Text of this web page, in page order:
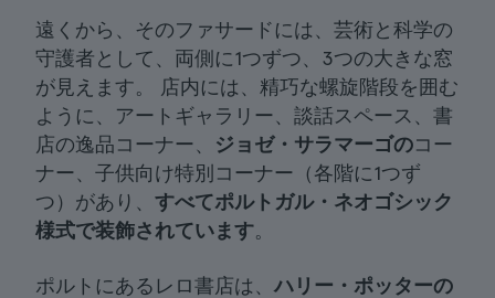
遠くから、そのファサードには、芸術と科学の
守護者として、両側に1つずつ、3つの大きな窓
が見えます。 店内には、精巧な螺旋階段を囲む
ように、アートギャラリー、談話スペース、書
店の逸品コーナー、 ジョゼ・サラマーゴのコー
ナー、子供向け特別コーナー（各階に1つず
つ）があり、 すべてポルトガル・ネオゴシック
様式で装飾されています。
ポルトにあるレロ書店は、ハリー・ポッターの